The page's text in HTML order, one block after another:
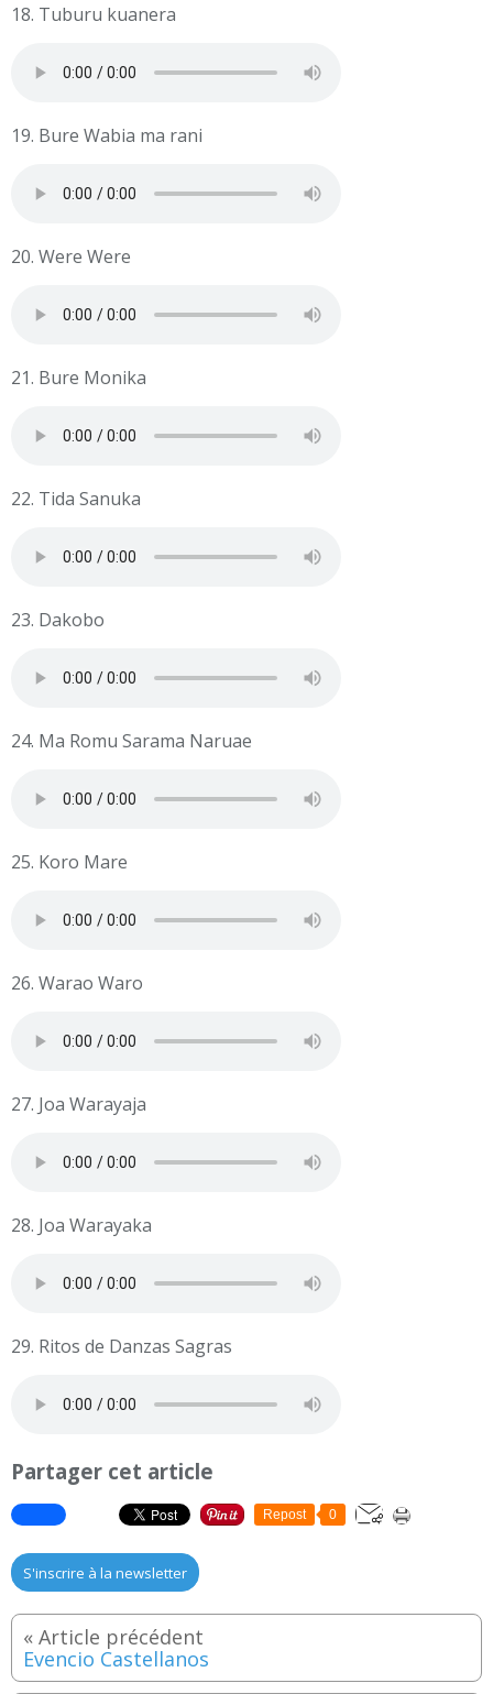
18. Tuburu kuanera
19. Bure Wabia ma rani
20. Were Were
21. Bure Monika
22. Tida Sanuka
23. Dakobo
24. Ma Romu Sarama Naruae
25. Koro Mare
26. Warao Waro
27. Joa Warayaja
28. Joa Warayaka
29. Ritos de Danzas Sagras
Partager cet article
Repost 0
S'inscrire à la newsletter
Evencio Castellanos